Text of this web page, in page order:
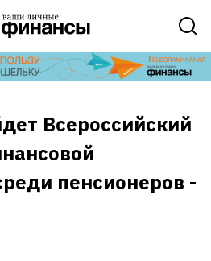
Всероссийский
пенсионеров -